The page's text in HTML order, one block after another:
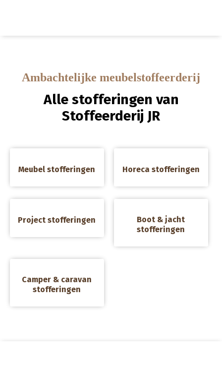
Ambachtelijke meubelstoffeerderij
Alle stofferingen van
Stoffeerderij JR
Meubel stofferingen
Horeca stofferingen
Project stofferingen
Boot & jacht
stofferingen
Camper & caravan
stofferingen